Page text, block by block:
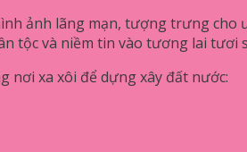
ảnh lãng mạn, tượng trưng cho
tộc và niềm tin vào tương lai tươi
nơi xa xôi để dựng xây đất nước: